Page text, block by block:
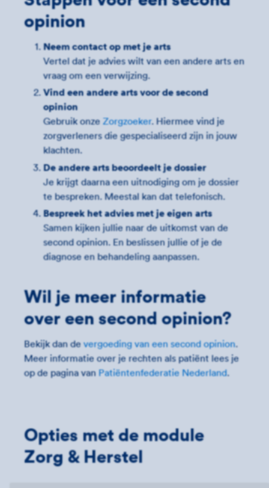
opinion
Neem contact op met je arts
Vertel dat je advies wilt van een andere arts en
vraag om een verwijzing.
Vind een andere arts voor de second
opinion
Gebruik onzeZorgzoeker. Hiermee vind je
zorgverleners die gespecialiseerd zijn in jouw
klachten.
De andere arts beoordeelt je dossier
Je krijgt daarna een uitnodiging om je dossier
te bespreken. Meestal kan dat telefonisch.
Bespreek het advies met je eigen arts
Samen kijken jullie naar de uitkomst van de
second opinion. En beslissen jullie of je de
diagnose en behandeling aanpassen.
Wil je meer informatie
over een second opinion?
Bekijk dan devergoeding van een second opinion.
Meer informatie over je rechten als patiënt lees je
op de pagina vanPatiëntenfederatie Nederland.
Opties met de module
Zorg & Herstel